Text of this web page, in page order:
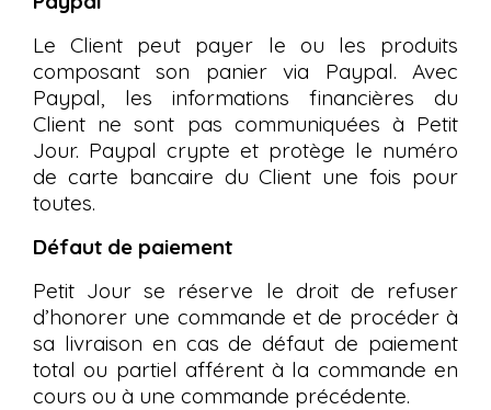
Le Client peut payer le ou les produits
composant son panier via Paypal. Avec
Paypal, les informations financières du
Client ne sont pas communiquées à Petit
Jour. Paypal crypte et protège le numéro
de carte bancaire du Client une fois pour
toutes.
Défaut de paiement
Petit Jour se réserve le droit de refuser
d’honorer une commande et de procéder à
sa livraison en cas de défaut de paiement
total ou partiel afférent à la commande en
cours ou à une commande précédente.